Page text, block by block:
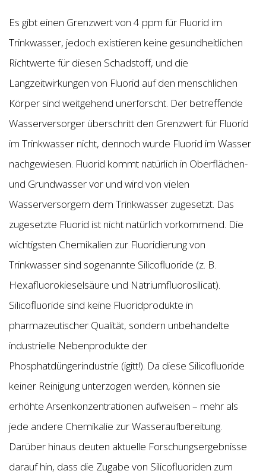
Es gibt einen Grenzwert von 4 ppm für Fluorid im
Trinkwasser, jedoch existieren keine gesundheitlichen
Richtwerte für diesen Schadstoff, und die
Langzeitwirkungen von Fluorid auf den menschlichen
Körper sind weitgehend unerforscht. Der betreffende
Wasserversorger überschritt den Grenzwert für Fluorid
im Trinkwasser nicht, dennoch wurde Fluorid im Wasser
nachgewiesen. Fluorid kommt natürlich in Oberflächen-
und Grundwasser vor und wird von vielen
Wasserversorgern dem Trinkwasser zugesetzt. Das
zugesetzte Fluorid ist nicht natürlich vorkommend. Die
wichtigsten Chemikalien zur Fluoridierung von
Trinkwasser sind sogenannte Silicofluoride (z. B.
Hexafluorokieselsäure und Natriumfluorosilicat).
Silicofluoride sind keine Fluoridprodukte in
pharmazeutischer Qualität, sondern unbehandelte
industrielle Nebenprodukte der
Phosphatdüngerindustrie (igitt!). Da diese Silicofluoride
keiner Reinigung unterzogen werden, können sie
erhöhte Arsenkonzentrationen aufweisen – mehr als
jede andere Chemikalie zur Wasseraufbereitung.
Darüber hinaus deuten aktuelle Forschungsergebnisse
darauf hin, dass die Zugabe von Silicofluoriden zum